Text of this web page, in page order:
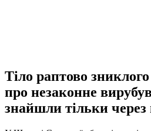
Тіло раптово зниклого
про незаконне
знайшли тільки через